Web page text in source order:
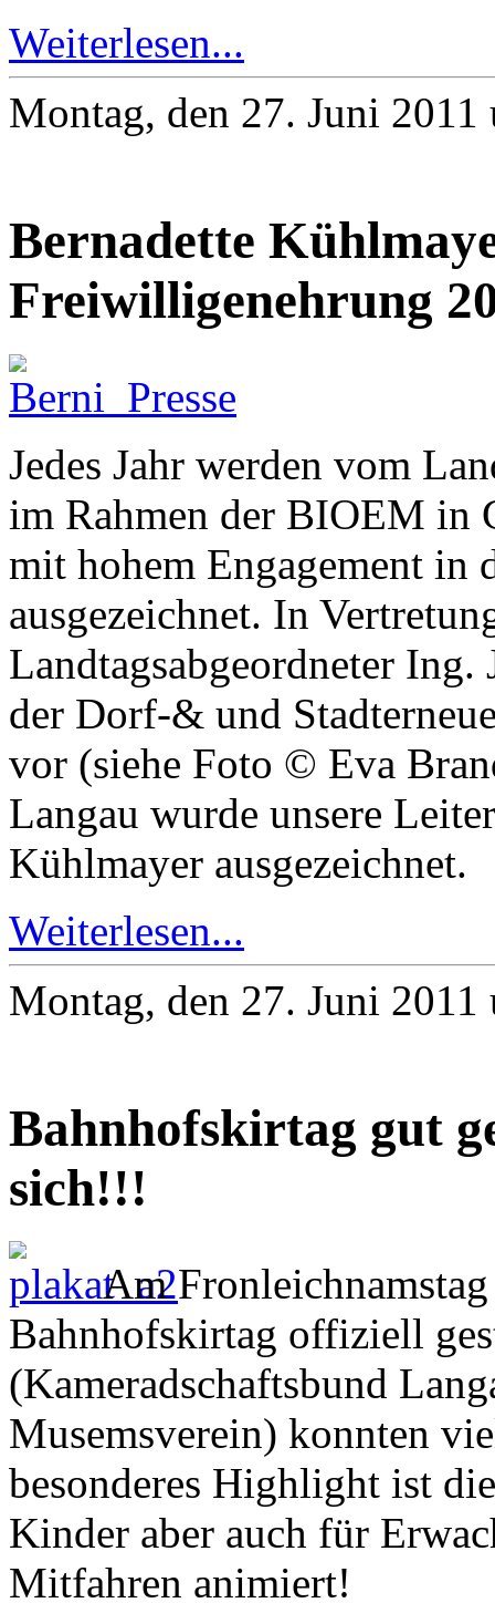
Weiterlesen...
Montag, den 27. Juni
Bernadette
Freiwilligenehrung
Jedes Jahr werden vom
im Rahmen der BIOEM in
mit hohem Engagement in
ausgezeichnet. In
Landtagsabgeordneter
der Dorf-& und
vor (siehe Foto © Eva
Langau wurde unsere
Kühlmayer ausgezeichnet.
Weiterlesen...
Montag, den 27. Juni
Bahnhofskirtag gut
sich!!!
Am
Bahnhofskirtag offiziell
(Kameradschaftsbund
Musemsverein) konnten
besonderes Highlight ist
Kinder aber auch für
Mitfahren animiert!